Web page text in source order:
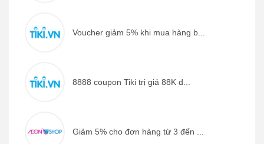
Voucher giảm 5% khi mua hàng b...
8888 coupon Tiki trị giá 88K d...
Giảm 5% cho đơn hàng từ 3 đến ...